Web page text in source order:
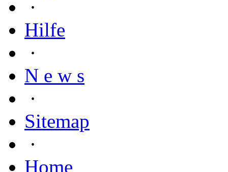
·
Hilfe
·
N e w s
·
Sitemap
·
Home